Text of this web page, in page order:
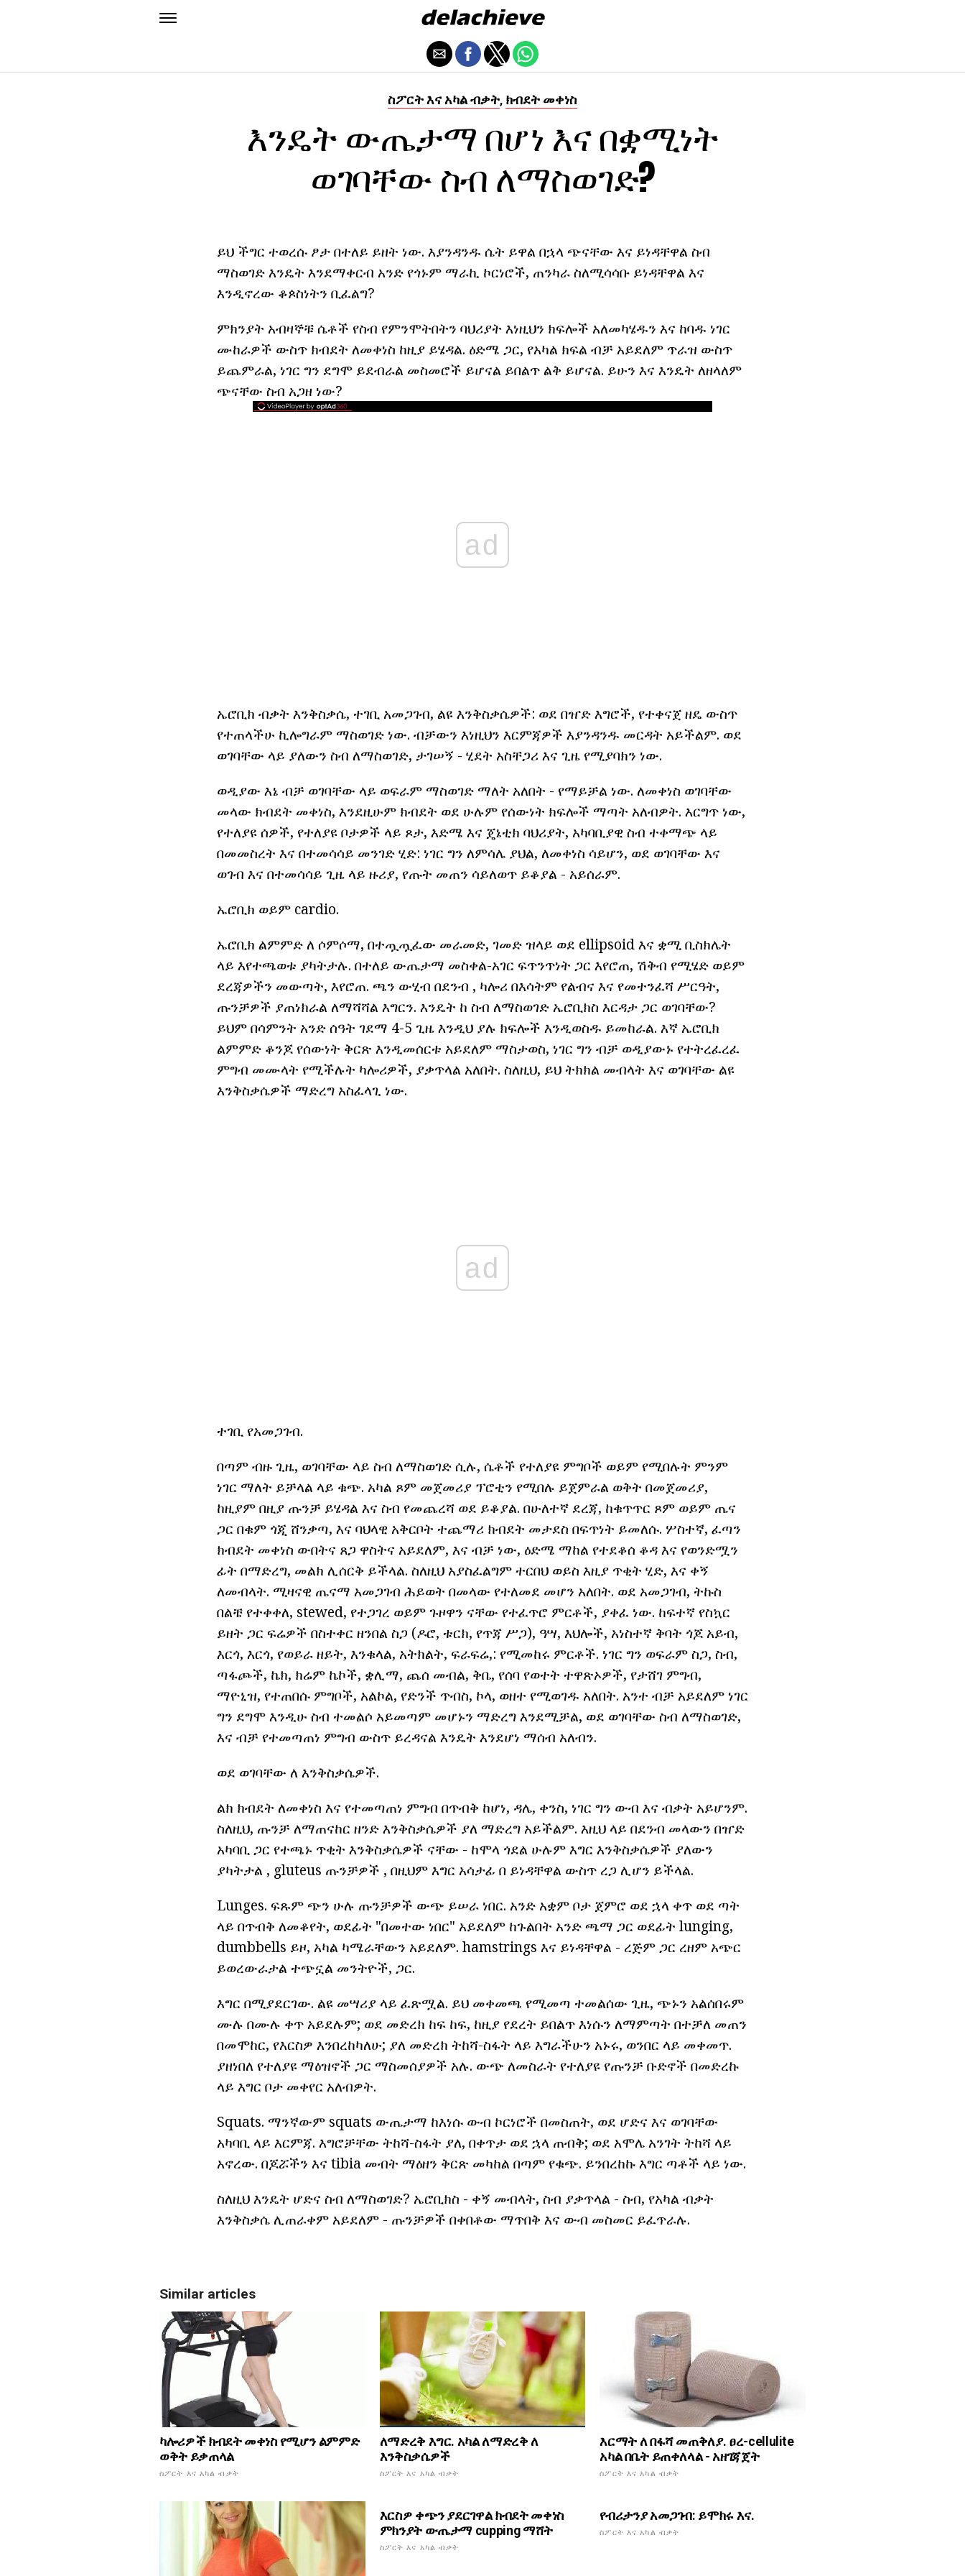
ስፖርት እና አካል ብቃት, ክብደት መቀነስ
እንዴት ውጤታማ በሆነ እና በቋሚነት
ወገባቸው ስብ ለማስወገድ?
ይህ ችግር ተወረሱ ፆታ በተለይ ይዘት ነው. እያንዳንዱ ሴት ይዋል በኋላ ጭናቸው እና ይነዳቸዋል ስብ
ማስወገድ እንዴት እንደማቀርብ አንድ የጎኑም ማራኪ ኮርነሮች, ጠንካራ ስለሚሳሳቡ ይነዳቸዋል እና
እንዲኖረው ቆጶስነትን ቢፈልግ?
ምክንያት አብዛኞቹ ሴቶች የስብ የምንሞትበትን ባህሪያት እነዚህን ክፍሎች አለመካሄዱን እና ከባዱ ነገር
ሙከራዎች ውስጥ ክብደት ለመቀነስ ከዚያ ይሄዳል. ዕድሜ ጋር, የአካል ክፍል ብቻ አይደለም ጥራዝ ውስጥ
ይጨምራል, ነገር ግን ደግሞ ይደብራል መስመሮች ይሆናል ይበልጥ ልቅ ይሆናል. ይሁን እና እንዴት ለዘላለም
ጭናቸው ስብ አጋዘ ነው?
ad
ኤሮቢክ ብቃት እንቅስቃሴ, ተገቢ አመጋገብ, ልዩ እንቅስቃሴዎች: ወደ በዠድ እግሮች, የተቀናጀ ዘዴ ውስጥ
የተጠላችሁ ኪሎግራም ማስወገድ ነው. ብቻውን እነዚህን እርምጃዎች እያንዳንዱ መርዳት አይችልም. ወደ
ወገባቸው ላይ ያለውን ስብ ለማስወገድ, ታገሠኝ - ሂደት አስቸጋሪ እና ጊዜ የሚያባክን ነው.
ወዲያው እኔ ብቻ ወገባቸው ላይ ወፍራም ማስወገድ ማለት አለበት - የማይቻል ነው. ለመቀነስ ወገባቸው
መላው ክብደት መቀነስ, እንደዚሁም ክብደት ወደ ሁሉም የሰውነት ክፍሎች ማጣት አለብዎት. እርግጥ ነው,
የተለያዩ ሰዎች, የተለያዩ ቦታዎች ላይ ጾታ, እድሜ እና ጄኔቲክ ባህሪያት, አካባቢያዊ ስብ ተቀማጭ ላይ
በመመስረት እና በተመሳሳይ መንገድ ሂድ: ነገር ግን ለምሳሌ ያህል, ለመቀነስ ሳይሆን, ወደ ወገባቸው እና
ወገብ እና በተመሳሳይ ጊዜ ላይ ዙሪያ, የጡት መጠን ሳይለወጥ ይቆያል - አይሰራም.
ኤሮቢክ ወይም cardio.
ኤሮቢክ ልምምድ ለ ሶምሶማ, በተጧጧፈው መራመድ, ገመድ ዝላይ ወደ ellipsoid እና ቋሚ ቢስክሌት
ላይ እየተጫወቱ ያካትታሉ. በተለይ ውጤታማ መስቀል-አገር ፍጥንጥነት ጋር እየሮጠ, ሽቅብ የሚሄድ ወይም
ደረጃዎችን መውጣት, እየሮጠ. ጫን ውሂብ በደንብ , ካሎሪ በእሳትም የልብና እና የመተንፈሻ ሥርዓት,
ጡንቻዎች ያጠነክራል ለማሻሻል እግርን. እንዴት ከ ስብ ለማስወገድ ኤሮቢክስ እርዳታ ጋር ወገባቸው?
ይህም በሳምንት አንድ ሰዓት ገደማ 4-5 ጊዜ እንዲህ ያሉ ክፍሎች እንዲወስዱ ይመከራል. እኛ ኤሮቢክ
ልምምድ ቆንጆ የሰውነት ቅርጽ እንዲመሰርቱ አይደለም ማስታወስ, ነገር ግን ብቻ ወዲያውኑ የተትረፈረፈ
ምግብ መሙላት የሚችሉት ካሎሪዎች, ያቃጥላል አለበት. ስለዚህ, ይህ ትክክል መብላት እና ወገባቸው ልዩ
እንቅስቃሴዎች ማድረግ አስፈላጊ ነው.
ad
ተገቢ የአመጋገብ.
በጣም ብዙ ጊዜ, ወገባቸው ላይ ስብ ለማስወገድ ሲሉ, ሴቶች የተለያዩ ምግቦች ወይም የሚበሉት ምንም
ነገር ማለት ይቻላል ላይ ቁጭ. አካል ጾም መጀመሪያ ፕሮቲን የሚበሉ ይጀምራል ወቅት በመጀመሪያ,
ከዚያም በዚያ ጡንቻ ይሄዳል እና ስብ የመጨረሻ ወደ ይቆያል. በሁለተኛ ደረጃ, ከቁጥጥር ጾም ወይም ጤና
ጋር በቁም ጎጂ ሸንቃጣ, እና ባህላዊ አቅርቦት ተጨማሪ ክብደት መታደስ በፍጥነት ይመለሱ. ሦስተኛ, ፈጣን
ክብደት መቀነስ ውበትና ጸጋ ዋስትና አይደለም, እና ብቻ ነው, ዕድሜ ማከል የተደቆሰ ቆዳ እና የወንድሟን
ፊት በማድረግ, መልክ ሊሰርቅ ይችላል. ስለዚህ አያስፈልግም ተርበህ ወይስ እዚያ ጥቂት ሂድ, እና ቀኝ
ለመብላት. ሚዛናዊ ጤናማ አመጋገብ ሕይወት በመላው የተለመደ መሆን አለበት. ወደ አመጋገብ, ትኩስ
በልቼ የተቀቀለ, stewed, የተጋገረ ወይም ጉዞዋን ናቸው የተፈጥሮ ምርቶች, ያቀፈ ነው. ከፍተኛ የስኳር
ይዘት ጋር ፍሬዎች በስተቀር ዘንበል ስጋ (ዶሮ, ቱርክ, የጥጃ ሥጋ), ዓሣ, እህሎች, አነስተኛ ቅባት ጎጆ አይብ,
እርጎ, እርጎ, የወይራ ዘይት, እንቁላል, አትክልት, ፍራፍሬ,: የሚመከሩ ምርቶች. ነገር ግን ወፍራም ስጋ, ስብ,
ጣፋጮች, ኬክ, ክሬም ኬኮች, ቋሊማ, ጨሰ መብል, ቅቤ, የሰባ የወተት ተዋጽኦዎች, የታሸገ ምግብ,
ማዮኒዝ, የተጠበሱ ምግቦች, አልኮል, የድንች ጥብስ, ኮላ, ወዘተ የሚወገዱ አለበት. አንተ ብቻ አይደለም ነገር
ግን ደግሞ እንዲሁ ስብ ተመልሶ አይመጣም መሆኑን ማድረግ እንደሚቻል, ወደ ወገባቸው ስብ ለማስወገድ,
እና ብቻ የተመጣጠነ ምግብ ውስጥ ይረዳናል እንዴት እንደሆነ ማሰብ አለብን.
ወደ ወገባቸው ለ እንቅስቃሴዎች.
ልክ ክብደት ለመቀነስ እና የተመጣጠነ ምግብ በጥብቅ ከሆነ, ዳሌ, ቀንስ, ነገር ግን ውብ እና ብቃት አይሆንም.
ስለዚህ, ጡንቻ ለማጠናከር ዘንድ እንቅስቃሴዎች ያለ ማድረግ አይችልም. እዚህ ላይ በደንብ መላውን በዠድ
አካባቢ ጋር የተጫኑ ጥቂት እንቅስቃሴዎች ናቸው - ከሞላ ጎደል ሁሉም እግር እንቅስቃሴዎች ያለውን
ያካትታል , gluteus ጡንቻዎች , በዚህም እግር አሳታፊ በ ይነዳቸዋል ውስጥ ረጋ ሊሆን ይችላል.
Lunges. ፍጹም ጭን ሁሉ ጡንቻዎች ውጭ ይሠራ ነበር. አንድ አቋም ቦታ ጀምሮ ወደ ኋላ ቀጥ ወደ ጣት
ላይ በጥብቅ ለመቆየት, ወደፊት "በመተው ነበር" አይደለም ከጉልበት አንድ ጫማ ጋር ወደፊት lunging,
dumbbells ይዞ, አካል ካሜራቸውን አይደለም. hamstrings እና ይነዳቸዋል - ረጅም ጋር ረዘም አጭር
ይወረውራታል ተጭኗል መንትዮች, ጋር.
እግር በሚያደርገው. ልዩ መሣሪያ ላይ ፈጽሟል. ይህ መቀመጫ የሚመጣ ተመልሰው ጊዜ, ጭኑን አልሰበሩም
ሙሉ በሙሉ ቀጥ አይደሉም; ወደ መድረክ ከፍ ከፍ, ከዚያ የደረት ይበልጥ እነሱን ለማምጣት በተቻለ መጠን
በመሞከር, የእርስዎ እንበረከካለሁ; ያለ መድረክ ትከሻ-ስፋት ላይ እግራችሁን አኑሩ, ወንበር ላይ መቀመጥ.
ያዘነበለ የተለያዩ ማዕዝኖች ጋር ማስመሰያዎች አሉ. ውጭ ለመስራት የተለያዩ የጡንቻ ቡድኖች በመድረኩ
ላይ እግር ቦታ መቀየር አለብዎት.
Squats. ማንኛውም squats ውጤታማ ከእነሱ ውብ ኮርነሮች በመስጠት, ወደ ሆድና እና ወገባቸው
አካባቢ ላይ እርምጃ. እግሮቻቸው ትከሻ-ስፋት ያለ, በቀጥታ ወደ ኋላ ጠብቅ; ወደ አሞሌ አንገት ትከሻ ላይ
አኖረው. በጆሯችን እና tibia መብት ማዕዘን ቅርጽ መካከል በጣም የቁጭ. ይንበረከኩ እግር ጣቶች ላይ ነው.
ስለዚህ እንዴት ሆድና ስብ ለማስወገድ? ኤሮቢክስ - ቀኝ መብላት, ስብ ያቃጥላል - ስብ, የአካል ብቃት
እንቅስቃሴ ሊጠራቀም አይደለም - ጡንቻዎች በቀበቶው ማጥበቅ እና ውብ መስመር ይፈጥራሉ.
Similar articles
ካሎሪዎች ክብደት መቀነስ የሚሆን ልምምድ
ወቅት ይቃጠላል
ስፖርት እና አካል ብቃት
ለማድረቅ እግር. አካል ለማድረቅ ለ
እንቅስቃሴዎች
ስፖርት እና አካል ብቃት
እርማት ለ በፋሻ መጠቅለያ. ፀረ-cellulite
አካል በቤት ይጠቀለላል - አዘገጃጀት
ስፖርት እና አካል ብቃት
እርስዎ ቀጭን ያደርገዋል ክብደት መቀነስ
ምክንያት ውጤታማ cupping ማሸት
ስፖርት እና አካል ብቃት
የብሪታንያ አመጋገብ: ይሞክሩ እና.
ስፖርት እና አካል ብቃት